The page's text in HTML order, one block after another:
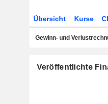
Übersicht Kurse
Gewinn- und
Veröffentlichte